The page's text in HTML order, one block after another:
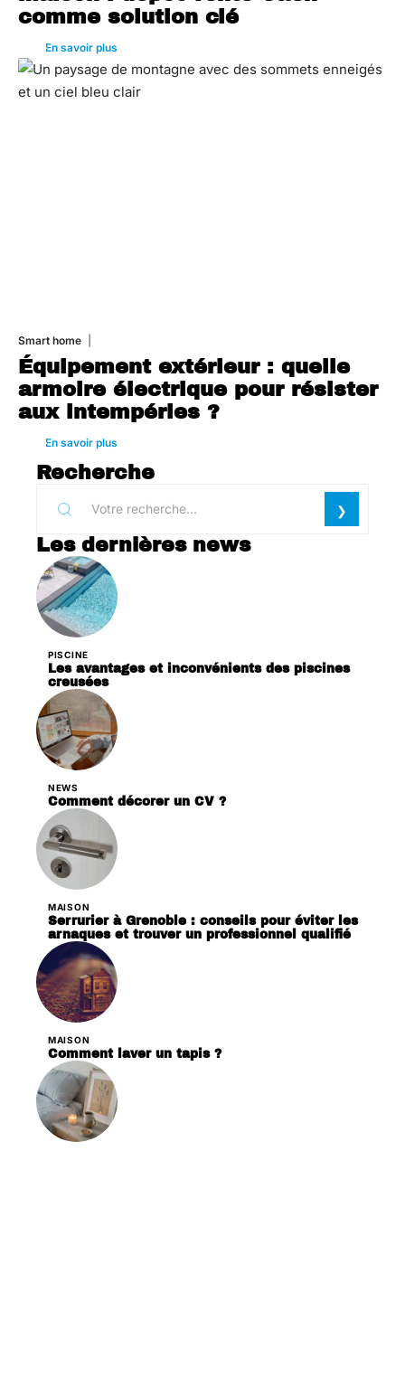
comme solution clé
En savoir plus
Smart home
Équipement extérieur : quelle
armoire électrique pour résister
aux intempéries ?
En savoir plus
Recherche
Les dernières news
PISCINE
Les avantages et inconvénients des piscines
creusées
NEWS
Comment décorer un CV ?
MAISON
Serrurier à Grenoble : conseils pour éviter les
arnaques et trouver un professionnel qualifié
MAISON
Comment laver un tapis ?